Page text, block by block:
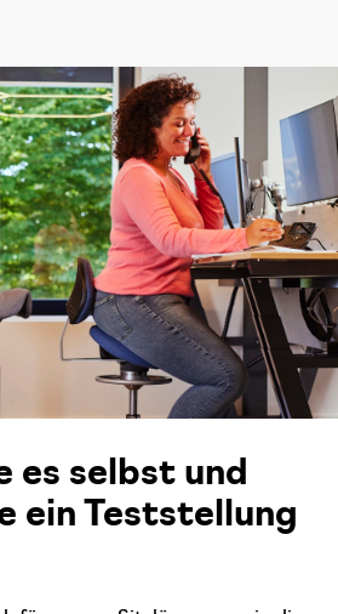
es selbst und
ein Teststellung